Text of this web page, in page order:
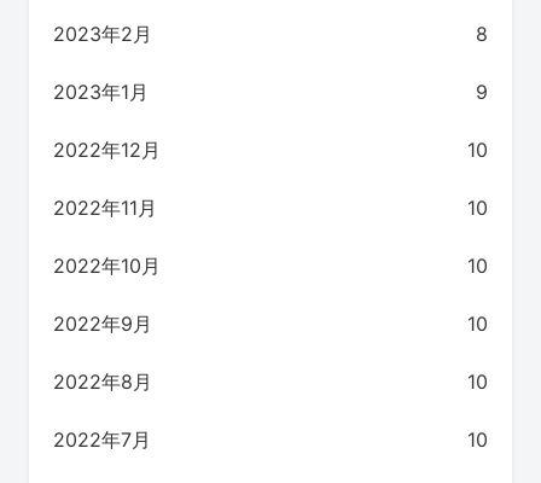
2023年2月 8
2023年1月 9
2022年12月 10
2022年11月 10
2022年10月 10
2022年9月 10
2022年8月 10
2022年7月 10